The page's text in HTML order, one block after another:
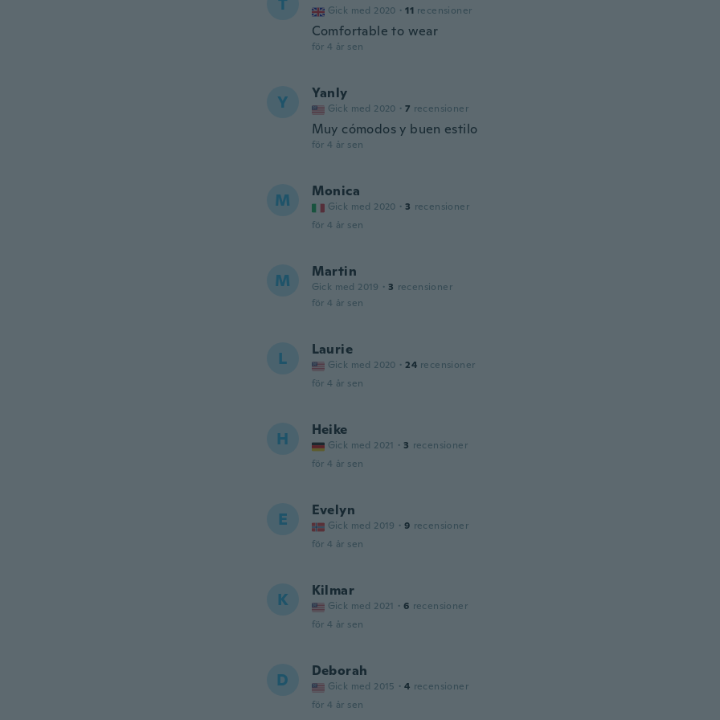
Gick med 2020 · 11 recensioner
Comfortable to wear
för 4 år sen
Y Yanly
Gick med 2020 · 7 recensioner
Muy cómodos y buen estilo
för 4 år sen
M Monica
Gick med 2020 · 3 recensioner
för 4 år sen
M Martin
Gick med 2019 · 3 recensioner
för 4 år sen
L Laurie
Gick med 2020 · 24 recensioner
för 4 år sen
H Heike
Gick med 2021 · 3 recensioner
för 4 år sen
E Evelyn
Gick med 2019 · 9 recensioner
för 4 år sen
K Kilmar
Gick med 2021 · 6 recensioner
för 4 år sen
D Deborah
Gick med 2015 · 4 recensioner
för 4 år sen